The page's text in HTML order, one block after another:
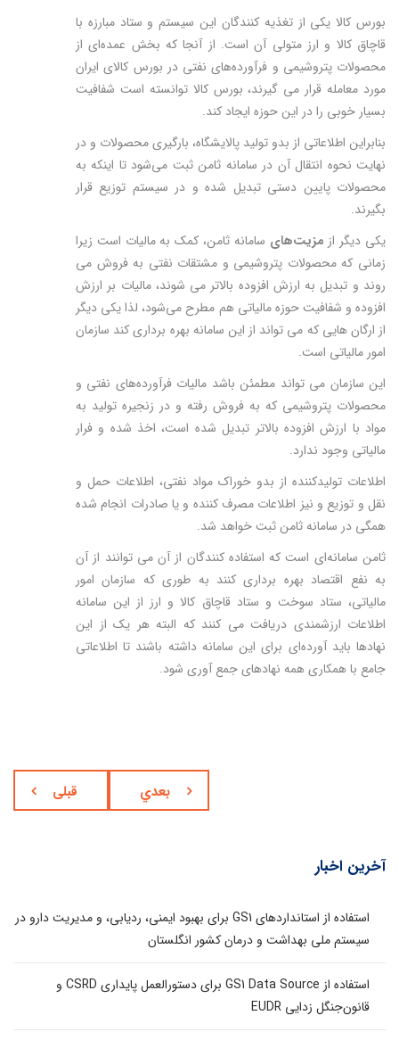
بورس کالا یکی از تغذیه کنندگان این سیستم و ستاد مبارزه با
قاچاق کالا و ارز متولی آن است. از آنجا که بخش عمده‌ای از
محصولات پتروشیمی و فرآورده‌های نفتی در بورس کالای ایران
مورد معامله قرار می گیرند، بورس کالا توانسته است شفافیت
بسیار خوبی را در این حوزه ایجاد کند.
بنابراین اطلاعاتی از بدو تولید پالایشگاه، بارگیری محصولات و در
نهایت نحوه انتقال آن در سامانه ثامن ثبت می‌شود تا اینکه به
محصولات پایین دستی تبدیل شده و در سیستم توزیع قرار
بگیرند.
یکی دیگر از مزیت‌های سامانه ثامن، کمک به مالیات است زیرا
زمانی که محصولات پتروشیمی و مشتقات نفتی به فروش می
روند و تبدیل به ارزش افزوده بالاتر می شوند، مالیات بر ارزش
افزوده و شفافیت حوزه مالیاتی هم مطرح می‌شود، لذا یکی دیگر
از ارگان هایی که می تواند از این سامانه بهره برداری کند سازمان
امور مالیاتی است.
این سازمان می تواند مطمئن باشد مالیات فرآورده‌های نفتی و
محصولات پتروشیمی که به فروش رفته و در زنجیره تولید به
مواد با ارزش افزوده بالاتر تبدیل شده است، اخذ شده و فرار
مالیاتی وجود ندارد.
اطلاعات تولیدکننده از بدو خوراک مواد نفتی، اطلاعات حمل و
نقل و توزیع و نیز اطلاعات مصرف کننده و یا صادرات انجام شده
همگی در سامانه ثامن ثبت خواهد شد.
ثامن سامانه‌ای است که استفاده کنندگان از آن می توانند از آن
به نفع اقتصاد بهره برداری کنند به طوری که سازمان امور
مالیاتی، ستاد سوخت و ستاد قاچاق کالا و ارز از این سامانه
اطلاعات ارزشمندی دریافت می کنند که البته هر یک از این
نهادها باید آورده‌ای برای این سامانه داشته باشند تا اطلاعاتی
جامع با همکاری همه نهادهای جمع آوری شود.
قبلی بعدي
آخرین اخبار
استفاده از استانداردهای GS1 برای بهبود ایمنی، ردیابی، و مدیریت دارو در
سیستم ملی بهداشت و درمان کشور انگلستان
استفاده از GS1 Data Source برای دستورالعمل پایداری CSRD و
قانون‌جنگل زدایی EUDR